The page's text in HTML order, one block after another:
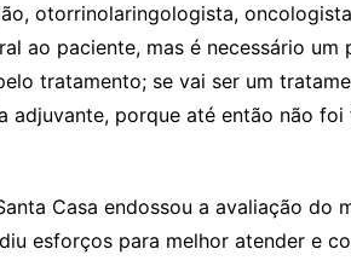
otorrinolaringologista,
ao paciente, mas é necessário um
tratamento; se vai ser um
adjuvante, porque até então não foi
Casa endossou a avaliação do
esforços para melhor atender e